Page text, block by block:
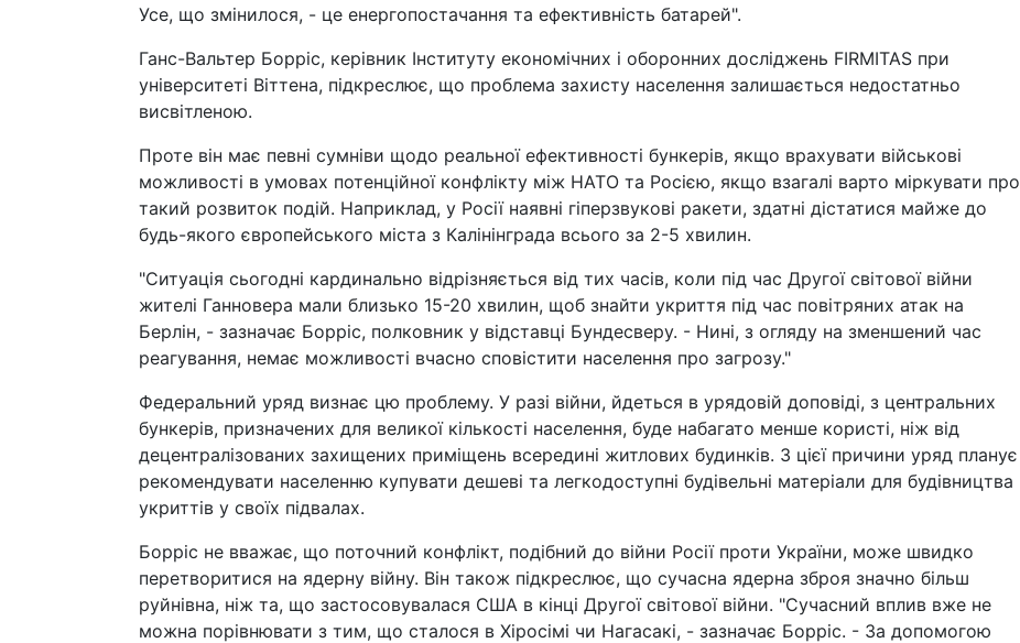
Усе, що змінилося, - це енергопостачання та ефективність батарей".
Ганс-Вальтер Борріс, керівник Інституту економічних і оборонних досліджень FIRMITAS при
університеті Віттена, підкреслює, що проблема захисту населення залишається недостатньо
висвітленою.
Проте він має певні сумніви щодо реальної ефективності бункерів, якщо врахувати військові
можливості в умовах потенційної конфлікту між НАТО та Росією, якщо взагалі варто міркувати про
такий розвиток подій. Наприклад, у Росії наявні гіперзвукові ракети, здатні дістатися майже до
будь-якого європейського міста з Калінінграда всього за 2-5 хвилин.
"Ситуація сьогодні кардинально відрізняється від тих часів, коли під час Другої світової війни
жителі Ганновера мали близько 15-20 хвилин, щоб знайти укриття під час повітряних атак на
Берлін, - зазначає Борріс, полковник у відставці Бундесверу. - Нині, з огляду на зменшений час
реагування, немає можливості вчасно сповістити населення про загрозу."
Федеральний уряд визнає цю проблему. У разі війни, йдеться в урядовій доповіді, з центральних
бункерів, призначених для великої кількості населення, буде набагато менше користі, ніж від
децентралізованих захищених приміщень всередині житлових будинків. З цієї причини уряд планує
рекомендувати населенню купувати дешеві та легкодоступні будівельні матеріали для будівництва
укриттів у своїх підвалах.
Борріс не вважає, що поточний конфлікт, подібний до війни Росії проти України, може швидко
перетворитися на ядерну війну. Він також підкреслює, що сучасна ядерна зброя значно більш
руйнівна, ніж та, що застосовувалася США в кінці Другої світової війни. "Сучасний вплив вже не
можна порівнювати з тим, що сталося в Хіросімі чи Нагасакі, - зазначає Борріс. - За допомогою